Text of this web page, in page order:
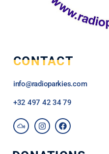
CONTACT
info@radioparkies.com
+32 497 42 34 79